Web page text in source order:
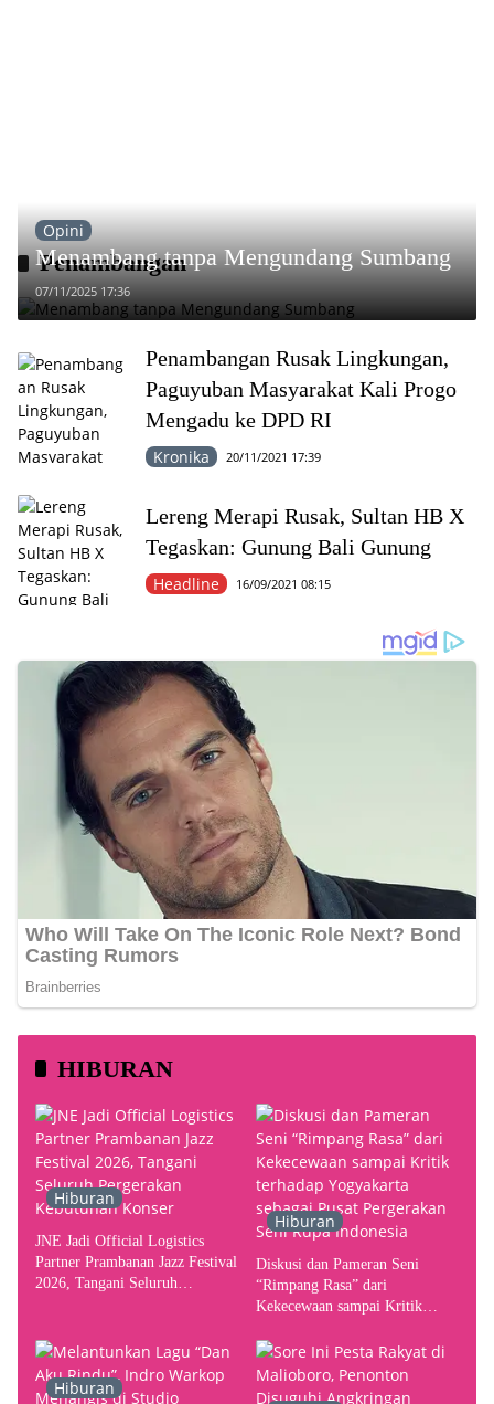
Penambangan
Opini
Menambang tanpa Mengundang Sumbang
07/11/2025 17:36
Penambangan Rusak Lingkungan,
Paguyuban Masyarakat Kali Progo
Mengadu ke DPD RI
Kronika 20/11/2021 17:39
Lereng Merapi Rusak, Sultan HB X
Tegaskan: Gunung Bali Gunung
Headline 16/09/2021 08:15
HIBURAN
Hiburan
JNE Jadi Official Logistics
Partner Prambanan Jazz Festival
2026, Tangani Seluruh
Hiburan
Diskusi dan Pameran Seni
“Rimpang Rasa” dari
Kekecewaan sampai Kritik
Pusat Pergerakan Seni Rupa
Indonesia
Hiburan